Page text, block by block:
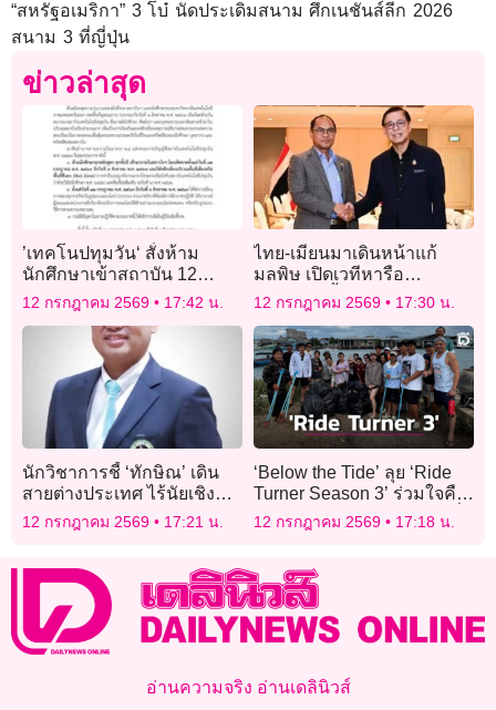
“สหรัฐอเมริกา” 3 โบ๋ นัดประเดิมสนาม ศึกเนชันส์ลีก 2026
สนาม 3 ที่ญี่ปุ่น
ข่าวล่าสุด
’เทคโนปทุมวัน‘ สั่งห้าม
นักศึกษาเข้าสถาบัน 12
ก.ค.-9 ส.ค. ป้องเหตุทะเลาะ
12 กรกฎาคม 2569 17:42 น.
ไทย-เมียนมาเดินหน้าแก้
มลพิษ เปิดเวทีหารือ
‘อาเซียน’ ฟื้นสันติภาพในเมีย
12 กรกฎาคม 2569 17:30 น.
นักวิชาการชี้ ‘ทักษิณ’ เดิน
สายต่างประเทศ ไร้นัยเชิง
นโยบาย เหตุอำนาจบริหาร
‘อยู่ที่รัฐบาล’
12 กรกฎาคม 2569 17:21 น.
‘Below the Tide’ ลุย ‘Ride
Turner Season 3’ ร่วมใจคืน
ความสะอาดให้ชุมชนชายฝั่ง
12 กรกฎาคม 2569 17:18 น.
อ่านความจริง อ่านเดลินิวส์